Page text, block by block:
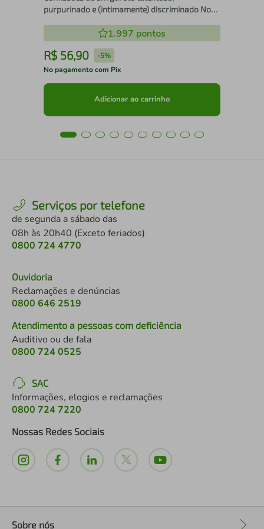
purpurinado e (intimamente) discriminado Nova
1.997 pontos
R$ 56,90 -5%
No pagamento com Pix
Adicionar ao carrinho
Serviços por telefone
de segunda a sábado das
08h às 20h40 (Exceto feriados)
0800 724 4770
Ouvidoria
Reclamações e denúncias
0800 646 2519
Atendimento a pessoas com deficiência
Auditivo ou de fala
0800 724 0525
SAC
Informações, elogios e reclamações
0800 724 7220
Nossas Redes Sociais
Sobre nós